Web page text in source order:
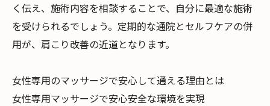
く伝え、施術内容を相談することで、自分に最適な施術
を受けられるでしょう。定期的な通院とセルフケアの併
用が、肩こり改善の近道となります。
女性専用のマッサージで安心して通える理由とは
女性専用マッサージで安心安全な環境を実現